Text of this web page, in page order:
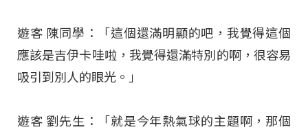
遊客 陳同學：「這個還滿明顯的吧，我覺得這個
應該是吉伊卡哇啦，我覺得還滿特別的啊，很容易
吸引到別人的眼光。」
遊客 劉先生：「就是今年熱氣球的主題啊，那個